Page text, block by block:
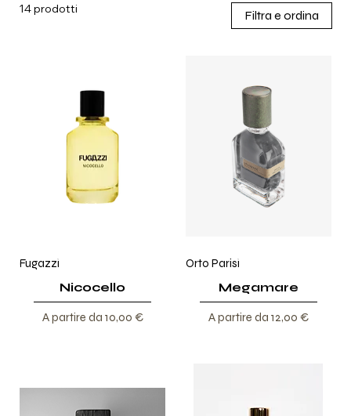
14 prodotti Filtra e ordina
Fugazzi
Nicocello
A partire da 10,00 €
Prezzo scontato
Orto Parisi
Megamare
A partire da 12,00 €
Prezzo scontato